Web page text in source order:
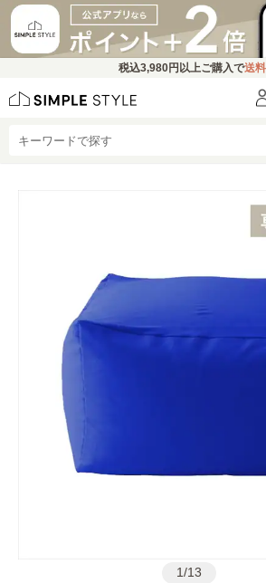
税込3,980円 以上ご購入で送
1/13